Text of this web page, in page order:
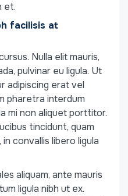
et.
facilisis at
Nulla elit mauris,
pulvinar eu ligula. Ut
adipiscing erat vel
pharetra interdum
mi non aliquet porttitor.
tincidunt, quam
convallis libero ligula
aliquam, ante mauris
ligula nibh ut ex.